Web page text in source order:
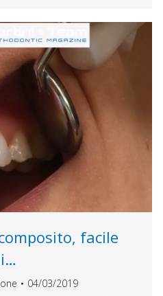
facile
04/03/2019